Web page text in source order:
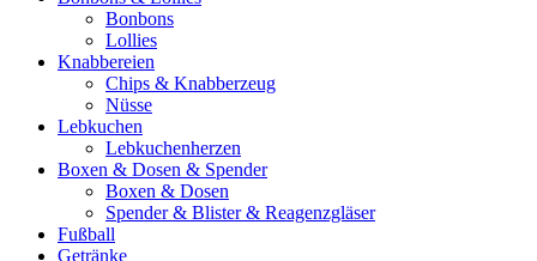
Bonbons
Lollies
Knabbereien
Chips & Knabberzeug
Nüsse
Lebkuchen
Lebkuchenherzen
Boxen & Dosen & Spender
Boxen & Dosen
Spender & Blister & Reagenzgläser
Fußball
Getränke